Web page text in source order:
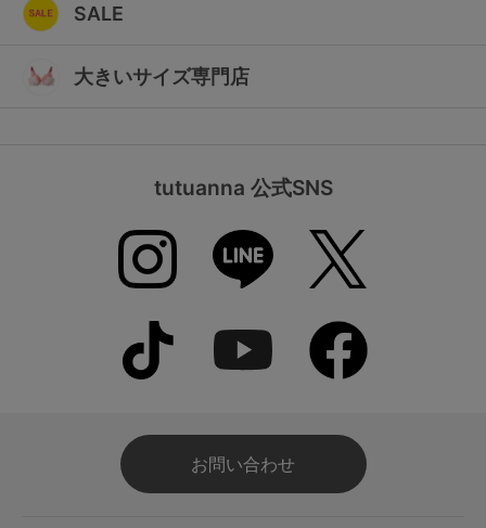
SALE
大きいサイズ専門店
tutuanna 公式SNS
お問い合わせ